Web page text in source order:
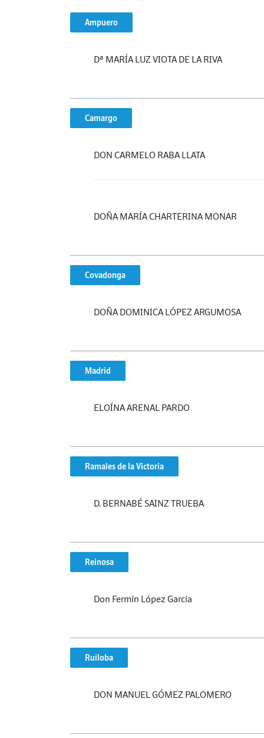
Ampuero
Dª MARÍA LUZ VIOTA DE LA RIVA
Camargo
DON CARMELO RABA LLATA
DOÑA MARÍA CHARTERINA MONAR
Covadonga
DOÑA DOMINICA LÓPEZ ARGUMOSA
Madrid
ELOÍNA ARENAL PARDO
Ramales de la Victoria
D. BERNABÉ SAINZ TRUEBA
Reinosa
Don Fermín López García
Ruiloba
DON MANUEL GÓMEZ PALOMERO